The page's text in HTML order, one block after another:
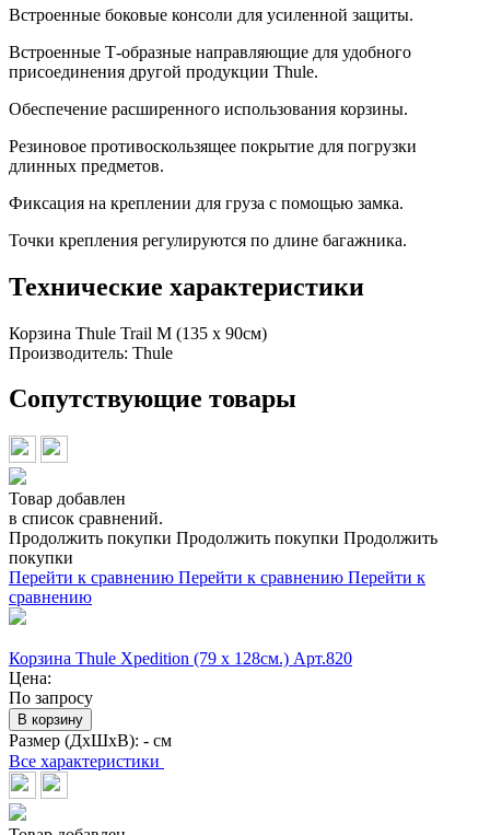
Встроенные боковые консоли для усиленной защиты.
Встроенные Т-образные направляющие для удобного
присоединения другой продукции Thule.
Обеспечение расширенного использования корзины.
Резиновое противоскользящее покрытие для погрузки
длинных предметов.
Фиксация на креплении для груза с помощью замка.
Точки крепления регулируются по длине багажника.
Технические характеристики
Корзина Thule Trail M (135 х 90см)
Производитель: Thule
Сопутствующие товары
Товар добавлен
в список сравнений.
Продолжить покупки Продолжить покупки Продолжить
покупки
Перейти к сравнению Перейти к сравнению Перейти к
сравнению
Корзина Thule Xpedition (79 x 128см.) Арт.820
Цена:
По запросу
В корзину
Размер (ДхШхВ): - см
Все характеристики